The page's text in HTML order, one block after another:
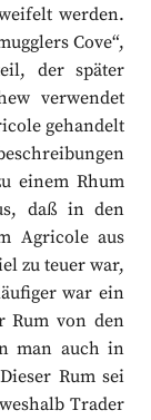
werden.
Cove“,
der später
verwendet
gehandelt
einem Rhum
daß in den
Agricole aus
zu teuer war,
war ein
Rum von den
man auch in
Rum sei
Trader